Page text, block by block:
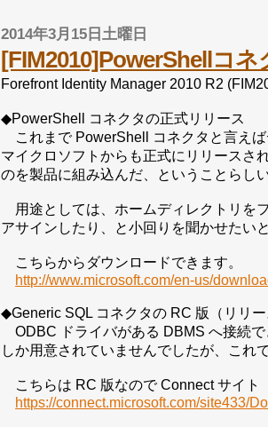
2014年3月15日土曜日
[FIM2010]PowerShellコ
Forefront Identity Manager 2010 R2
◆PowerShell コネクタの正式リリース
これまで PowerShell コネクタと言え
マイクロソフトからも正式にリリースさ
のを製品に組み込んだ、ということらし
用途としては、ホームディレクトリを
アサインしたり、と小回りを聞かせたい
こちらからダウンロードできます。
http://www.microsoft.com/en-us/
◆Generic SQL コネクタの RC 版（リリー
ODBC ドライバがある DBMS へ接続で
しか用意されていませんでしたが、これ
こちらは RC 版なので Connect サイト
https://connect.microsoft.com/site433/